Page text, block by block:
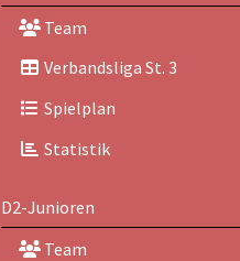
Team
Verbandsliga St. 3
Spielplan
Statistik
D2-Junioren
Team